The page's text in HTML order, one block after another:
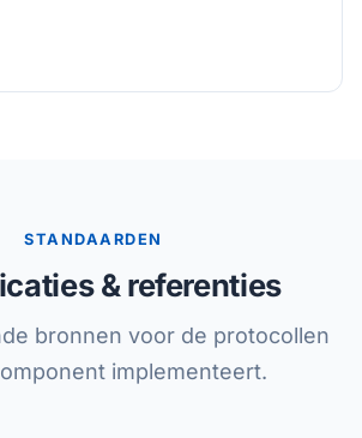
STANDAARDEN
& referenties
bronnen voor de protocollen
implementeert.